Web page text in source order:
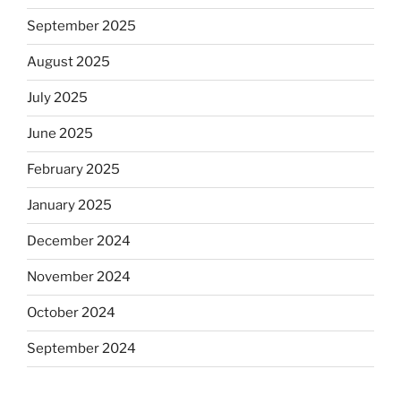
September 2025
August 2025
July 2025
June 2025
February 2025
January 2025
December 2024
November 2024
October 2024
September 2024